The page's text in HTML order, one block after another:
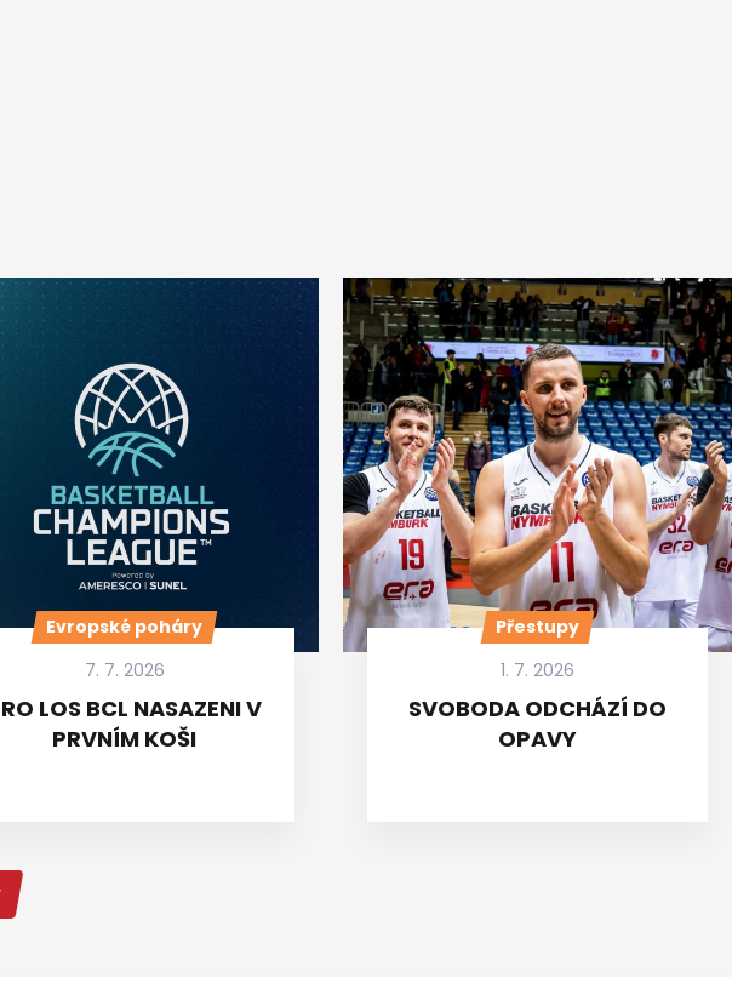
Evropské poháry
7. 7. 2026
LOS BCL NASAZENI V
PRVNÍM KOŠI
Přestupy
1. 7. 2026
SVOBODA ODCHÁZÍ DO
OPAVY